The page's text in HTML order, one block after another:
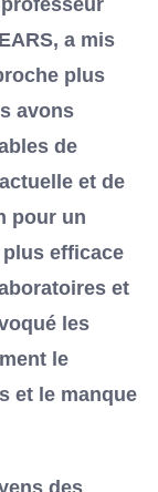
a mis
plus
avons
de
et de
pour un
efficace
et
les
le
et le manque